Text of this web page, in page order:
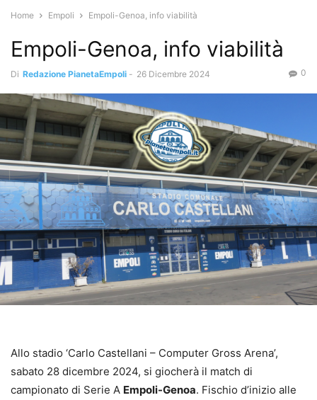
Home Empoli Empoli-Genoa, info viabilità
Empoli-Genoa, info viabilità
Di Redazione PianetaEmpoli - 26 Dicembre 2024 0
Allo stadio ‘Carlo Castellani – Computer Gross Arena’,
sabato 28 dicembre 2024, si giocherà il match di
campionato di Serie A Empoli-Genoa. Fischio d’inizio alle